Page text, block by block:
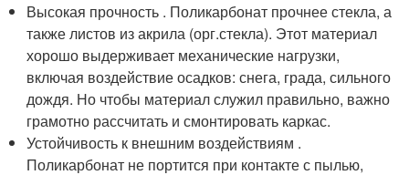
Высокая прочность . Поликарбонат прочнее стекла, а
также листов из акрила (орг.стекла). Этот материал
хорошо выдерживает механические нагрузки,
включая воздействие осадков: снега, града, сильного
дождя. Но чтобы материал служил правильно, важно
грамотно рассчитать и смонтировать каркас.
Устойчивость к внешним воздействиям .
Поликарбонат не портится при контакте с пылью,